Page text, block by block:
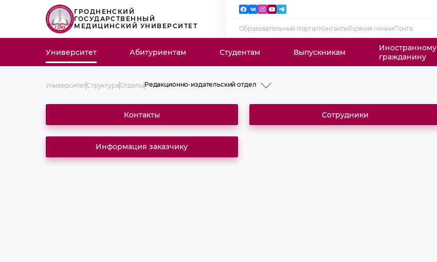
ГРОДНЕНСКИЙ
ГОСУДАРСТВЕННЫЙ
МЕДИЦИНСКИЙ УНИВЕРСИТЕТ
Образовательный порталКонтактыГорячие линииПочта
Университет Абитуриентам Студентам Выпускникам
Иностранному
гражданину
УниверситетСтруктураОтделы Редакционно-издательский отдел
Библиотека
Бухгалтерия
Здравпункт
Канцелярия
Научно-организационный сектор
Отдел аспирантуры и докторантуры
Отдел безопасности
Контакты Сотрудники
Информация заказчику